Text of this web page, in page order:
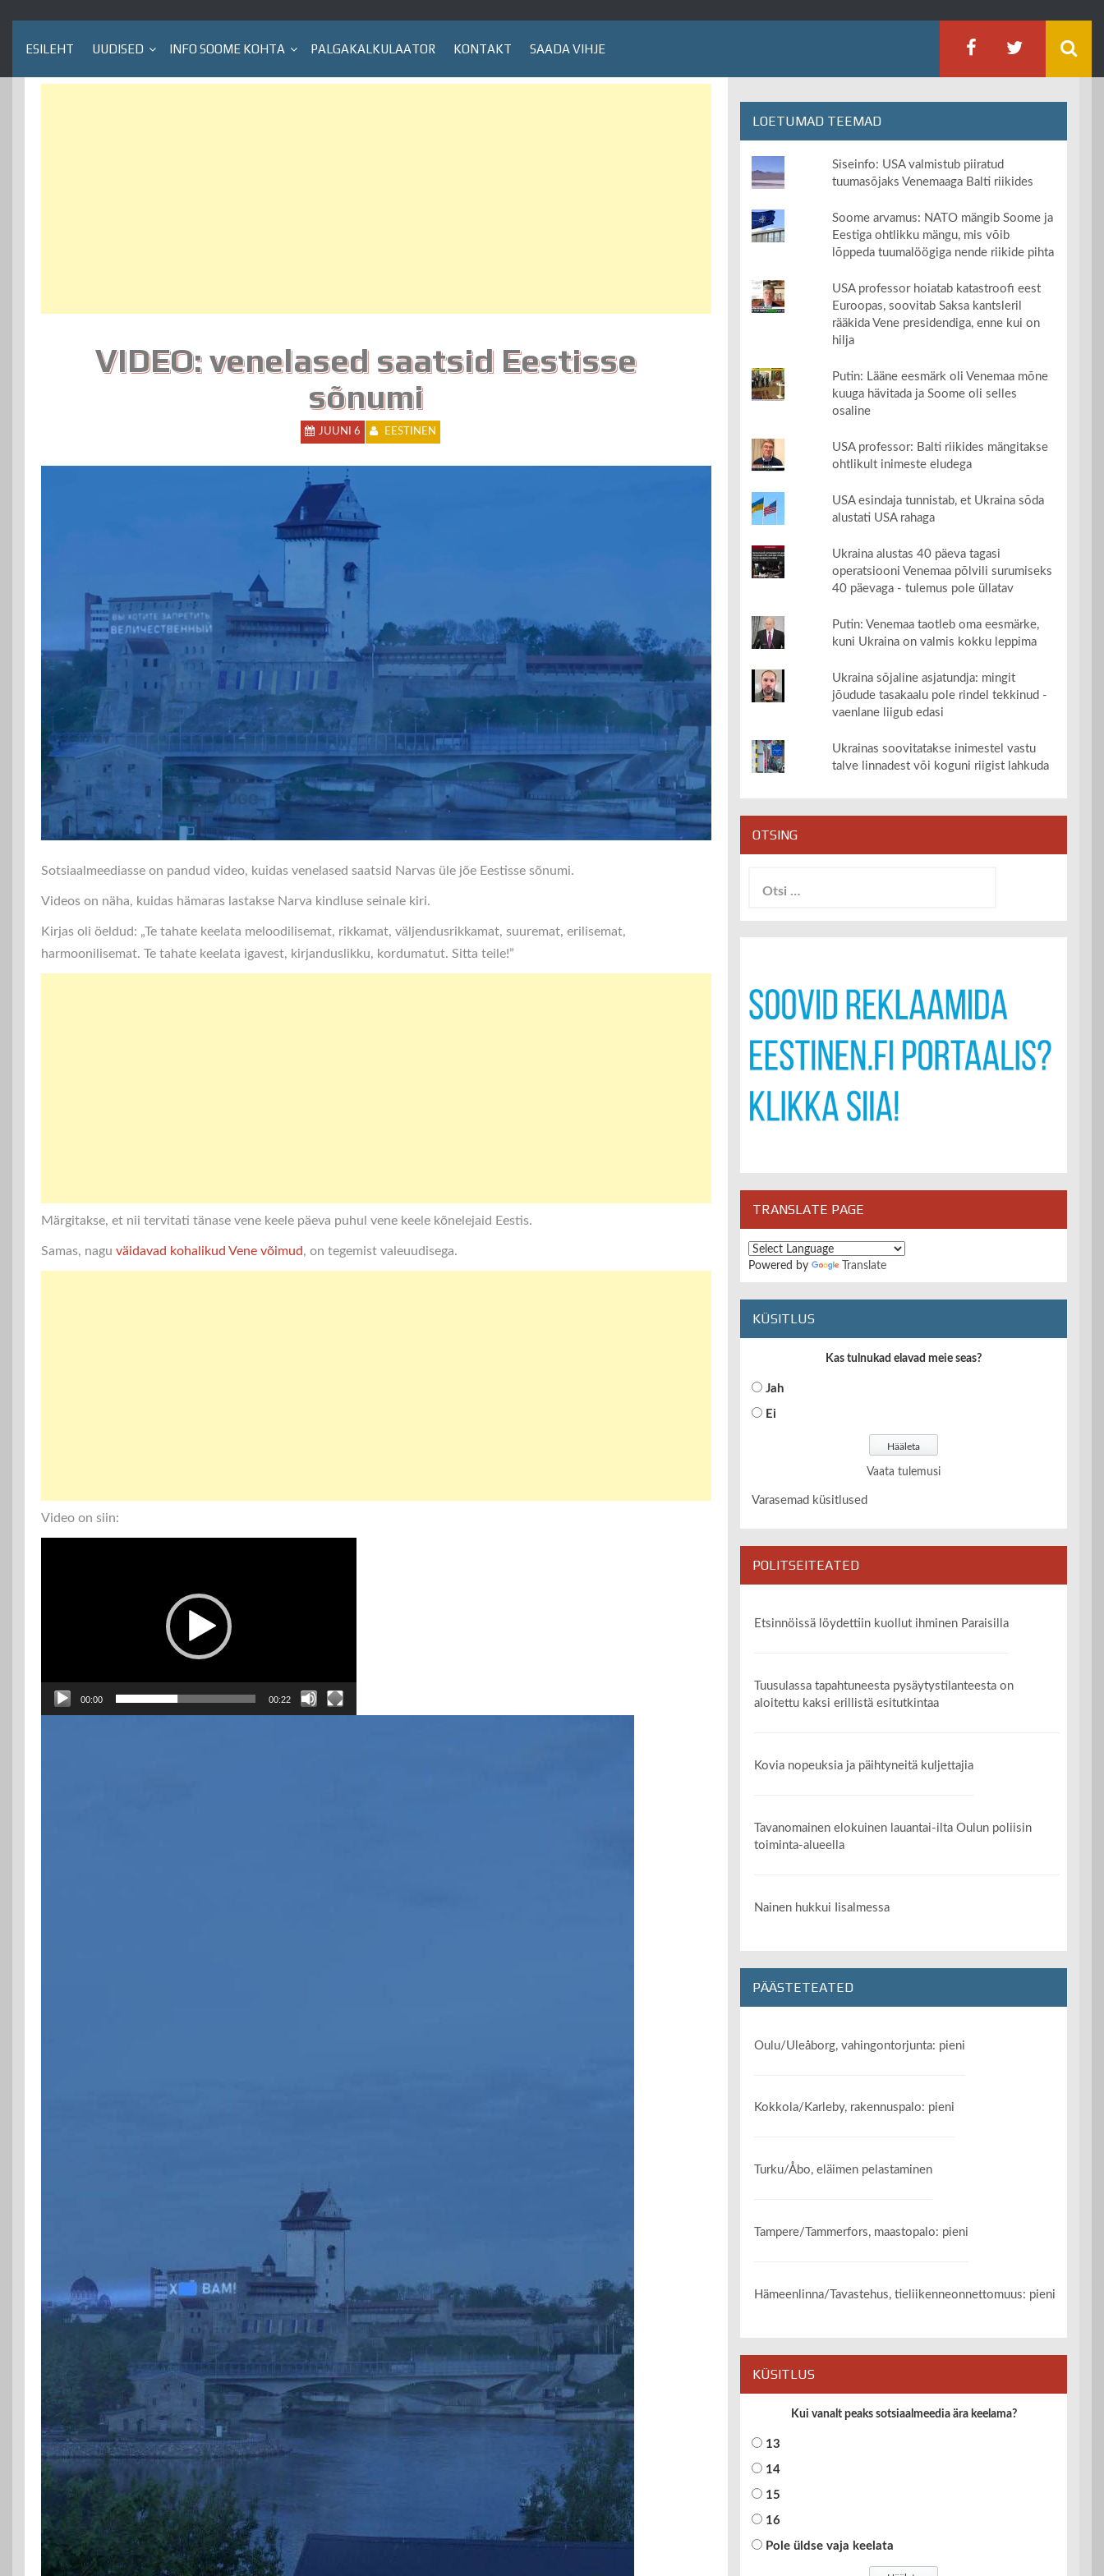
ESILEHT UUDISED INFO SOOME KOHTA PALGAKALKULAATOR KONTAKT SAADA VIHJE
VIDEO: venelased saatsid Eestisse
sõnumi
JUUNI 6 EESTINEN
Sotsiaalmeediasse on pandud video, kuidas venelased saatsid Narvas üle jõe Eestisse sõnumi.
Videos on näha, kuidas hämaras lastakse Narva kindluse seinale kiri.
Kirjas oli öeldud: „Te tahate keelata meloodilisemat, rikkamat, väljendusrikkamat, suuremat, erilisemat,
harmoonilisemat. Te tahate keelata igavest, kirjanduslikku, kordumatut. Sitta teile!”
Märgitakse, et nii tervitati tänase vene keele päeva puhul vene keele kõnelejaid Eestis.
Samas, nagu väidavad kohalikud Vene võimud, on tegemist valeuudisega.
Video on siin:
00:00 00:22
LOETUMAD TEEMAD
Siseinfo: USA valmistub piiratud
tuumasõjaks Venemaaga Balti riikides
Soome arvamus: NATO mängib Soome ja
Eestiga ohtlikku mängu, mis võib
lõppeda tuumalöögiga nende riikide pihta
USA professor hoiatab katastroofi eest
Euroopas, soovitab Saksa kantsleril
rääkida Vene presidendiga, enne kui on
hilja
Putin: Lääne eesmärk oli Venemaa mõne
kuuga hävitada ja Soome oli selles
osaline
USA professor: Balti riikides mängitakse
ohtlikult inimeste eludega
USA esindaja tunnistab, et Ukraina sõda
alustati USA rahaga
Ukraina alustas 40 päeva tagasi
operatsiooni Venemaa põlvili surumiseks
40 päevaga - tulemus pole üllatav
Putin: Venemaa taotleb oma eesmärke,
kuni Ukraina on valmis kokku leppima
Ukraina sõjaline asjatundja: mingit
jõudude tasakaalu pole rindel tekkinud -
vaenlane liigub edasi
Ukrainas soovitatakse inimestel vastu
talve linnadest või koguni riigist lahkuda
OTSING
TRANSLATE PAGE
Powered by Translate
KÜSITLUS
Kas tulnukad elavad meie seas?
Jah
Ei
Vaata tulemusi
Varasemad küsitlused
POLITSEITEATED
Etsinnöissä löydettiin kuollut ihminen Paraisilla
Tuusulassa tapahtuneesta pysäytystilanteesta on
aloitettu kaksi erillistä esitutkintaa
Kovia nopeuksia ja päihtyneitä kuljettajia
Tavanomainen elokuinen lauantai-ilta Oulun poliisin
toiminta-alueella
Nainen hukkui Iisalmessa
PÄÄSTETEATED
Oulu/Uleåborg, vahingontorjunta: pieni
Kokkola/Karleby, rakennuspalo: pieni
Turku/Åbo, eläimen pelastaminen
Tampere/Tammerfors, maastopalo: pieni
Hämeenlinna/Tavastehus, tieliikenneonnettomuus: pieni
KÜSITLUS
Kui vanalt peaks sotsiaalmeedia ära keelama?
13
14
15
16
Pole üldse vaja keelata